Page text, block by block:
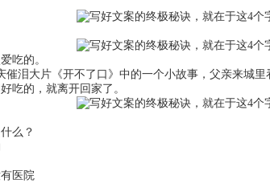
吃的。
催泪大片《开不了口》中的一个小故事，父亲来城
吃的，就离开回家了。
么？
医院